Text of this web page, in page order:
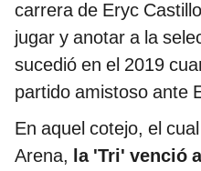
carrera de Eryc
jugar y anotar a la
sucedió en el 2019
partido amistoso ante
En aquel cotejo, el
Arena, la 'Tri' venció